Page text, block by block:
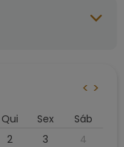
< >
Qui Sex
Sáb
2 3
4